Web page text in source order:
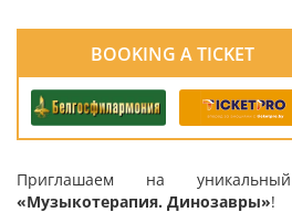
BOOKING A TICKET
Приглашаем на
«Музыкотерапия. Динозавры»!